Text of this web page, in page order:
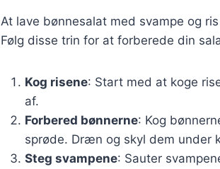
At lave bønnesalat med svampe og
Følg disse trin for at forberede din
Kog risene: Start med at koge
af.
Forbered bønnerne: Kog
sprøde. Dræn og skyl dem under
Steg svampene: Sauter